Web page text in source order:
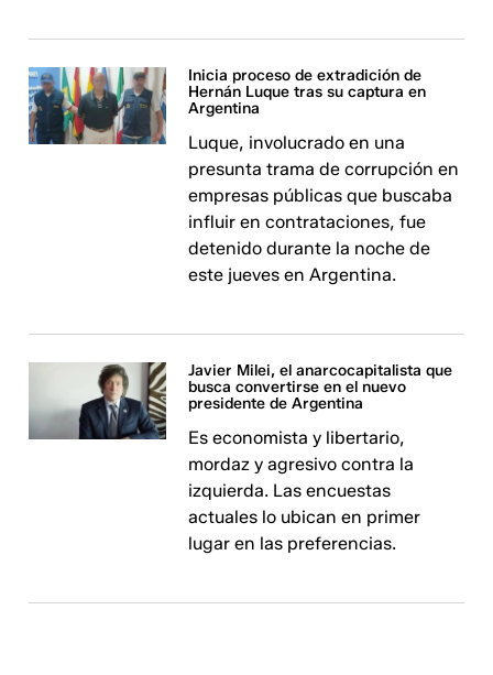
Inicia proceso de extradición de
Hernán Luque tras su captura en
Argentina
Luque, involucrado en una
presunta trama de corrupción en
empresas públicas que buscaba
influir en contrataciones, fue
detenido durante la noche de
este jueves en Argentina.
Javier Milei, el anarcocapitalista que
busca convertirse en el nuevo
presidente de Argentina
Es economista y libertario,
mordaz y agresivo contra la
izquierda. Las encuestas
actuales lo ubican en primer
lugar en las preferencias.